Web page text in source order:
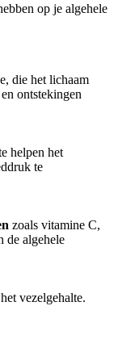
op je algehele
die het lichaam
ontstekingen
helpen het
te
zoals vitamine C,
de algehele
vezelgehalte.